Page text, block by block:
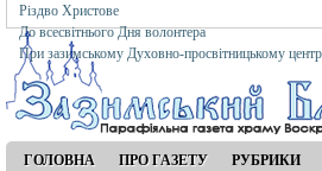
Різдво Христове
До всесвітнього Дня волонтера
При зазимському Духовно-просвітницькому
ГОЛОВНА ПРО ГАЗЕТУ РУБРИКИ